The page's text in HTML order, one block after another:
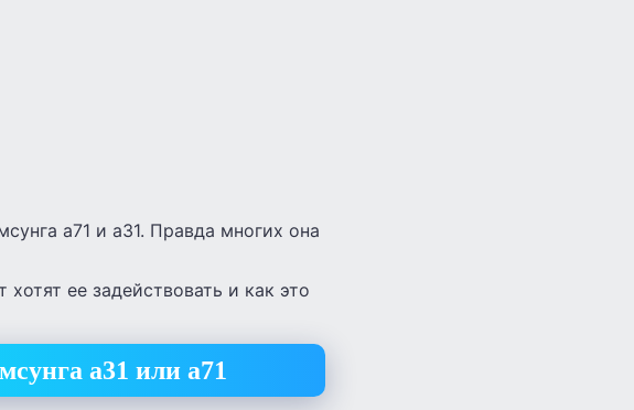
а71 и а31. Правда многих она
ее задействовать и как это
а31 или а71